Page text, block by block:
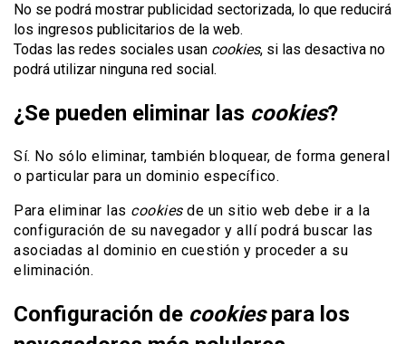
No se podrá mostrar publicidad sectorizada, lo que reducirá
los ingresos publicitarios de la web.
Todas las redes sociales usan cookies, si las desactiva no
podrá utilizar ninguna red social.
¿Se pueden eliminar las cookies?
Sí. No sólo eliminar, también bloquear, de forma general
o particular para un dominio específico.
Para eliminar las cookiesde un sitio web debe ir a la
configuración de su navegador y allí podrá buscar las
asociadas al dominio en cuestión y proceder a su
eliminación.
Configuración de cookiespara los